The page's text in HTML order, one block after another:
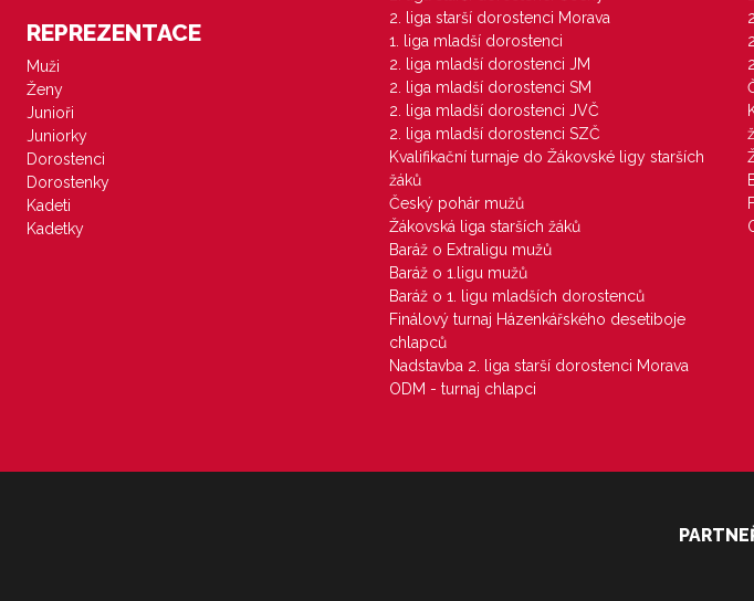
REPREZENTACE
Muži
Ženy
Junioři
Juniorky
Dorostenci
Dorostenky
Kadeti
Kadetky
2. liga starší dorostenci Morava
1. liga mladší dorostenci
2. liga mladší dorostenci JM
2. liga mladší dorostenci SM
2. liga mladší dorostenci JVČ
2. liga mladší dorostenci SZČ
Kvalifikační turnaje do Žákovské ligy starších
žáků
Český pohár mužů
Žákovská liga starších žáků
Baráž o Extraligu mužů
Baráž o 1.ligu mužů
Baráž o 1. ligu mladších dorostenců
Finálový turnaj Házenkářského desetiboje
chlapců
Nadstavba 2. liga starší dorostenci Morava
ODM - turnaj chlapci